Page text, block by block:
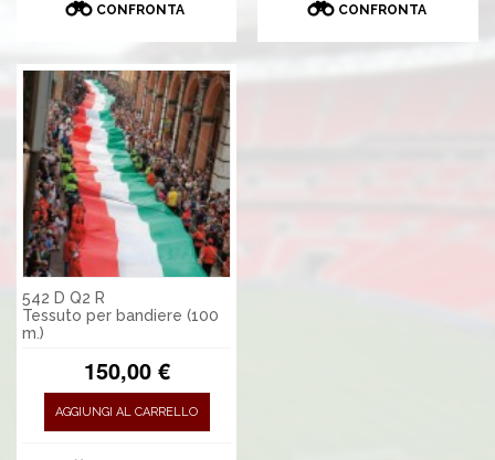
CONFRONTA CONFRONTA
542 D Q2 R
Tessuto per bandiere (100
m.)
150,00 €
AGGIUNGI AL CARRELLO